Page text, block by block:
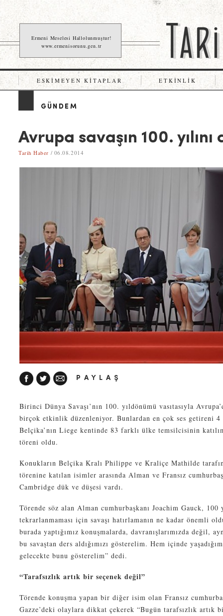
Ermeni Meselesi Hallolunmuştur!
www.ermenisorunu.gen.tr
ESKIMEYEN KITAPLAR ETKINLIK
GÜNDEM
Avrupa savaşın 100. yılını
Tarih Haber / 06.08.2014
PAYLAŞ
Birinci Dünya Savaşı’nın 100. yıldönümü vasıtasıyla
birçok etkinlik düzenleniyor. Bunlardan en çok ses getireni 4
Belçika’nın Liege kentinde 83 farklı ülke temsilcisinin
töreni oldu.
Konukların Belçika Kralı Philippe ve Kraliçe Mathilde
törenine katılan isimler arasında Alman ve Fransız
Cambridge dük ve düşesi vardı.
Törende söz alan Alman cumhurbaşkanı Joachim Gauck, 100
tekrarlanmaması için savaşı hatırlamanın ne kadar önemli
burada yaptığımız konuşmalarda, davranışlarımızda değil,
bu savaştan ders aldığımızı gösterelim. Hem içinde
gelecekte bunu gösterelim” dedi.
“Tarafsızlık artık bir seçenek değil”
Törende konuşma yapan bir diğer isim olan Fransız
Gazze’deki olaylara dikkat çekerek “Bugün tarafsızlık artık